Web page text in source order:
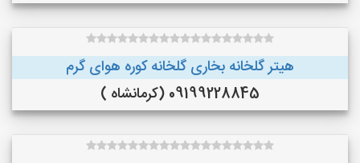
هیتر گلخانه بخاری گلخانه کوره هوای گرم
09199228845 (کرمانشاه )